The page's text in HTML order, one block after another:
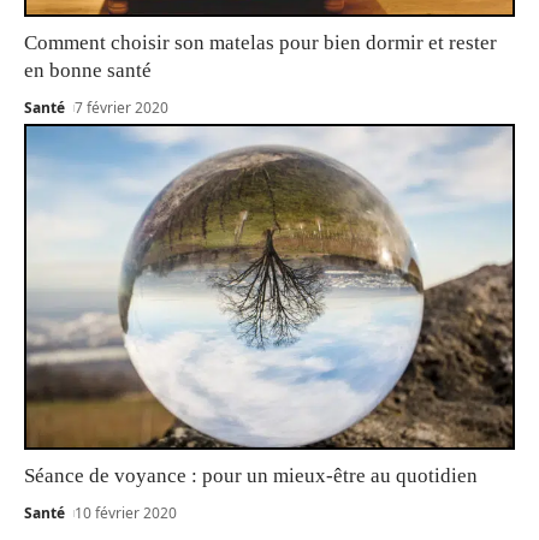
Comment choisir son matelas pour bien dormir et rester
en bonne santé
Santé 7 février 2020
Séance de voyance : pour un mieux-être au quotidien
Santé 10 février 2020